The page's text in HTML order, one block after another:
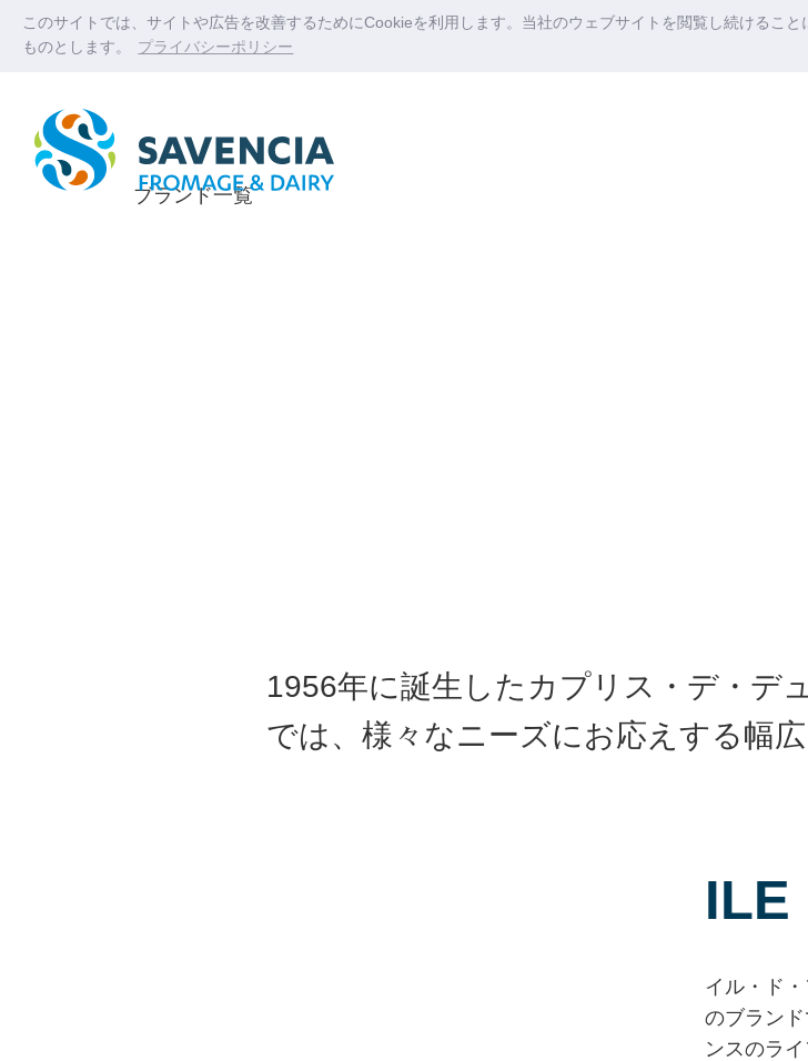
このサイトでは、サイトや広告を改善するためにCookieを利用します。当社のウェブサイトを閲覧し続けるこ
ものとします。
プライバシーポリシー
ブランド一覧
1956年に誕生したカプリス・デ・デ
では、様々なニーズにお応えする幅
ILE
イル・ド
のブラン
ンスのラ